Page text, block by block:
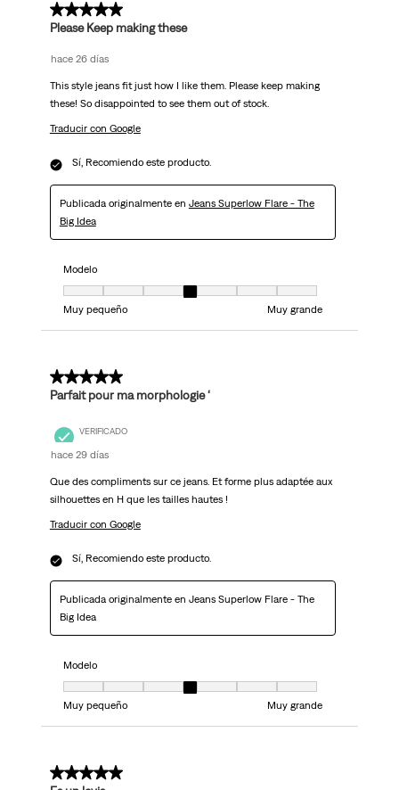
5 de 5 estrellas.
Please Keep making these
hace 26 días
This style jeans fit just how I like them. Please keep making
these! So disappointed to see them out of stock.
Traducir con Google
Sí, Recomiendo este producto.
Publicada originalmente en Jeans Superlow Flare - The
Big Idea
Modelo
Modelo, 4 de 7, donde 1 es igual a Muy pequeño y 7 es igual a Muy
Muy pequeño
Muy grande
5 de 5 estrellas.
Parfait pour ma morphologie ‘
VERIFICADO
hace 29 días
Que des compliments sur ce jeans. Et forme plus adaptée aux
silhouettes en H que les tailles hautes !
Traducir con Google
Sí, Recomiendo este producto.
Publicada originalmente en Jeans Superlow Flare - The
Big Idea
Modelo
Modelo, 4 de 7, donde 1 es igual a Muy pequeño y 7 es igual a Muy
Muy pequeño
Muy grande
5 de 5 estrellas.